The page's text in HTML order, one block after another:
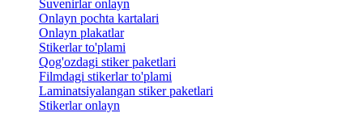
Suvenirlar onlayn
Onlayn pochta kartalari
Onlayn plakatlar
Stikerlar to'plami
Qog'ozdagi stiker paketlari
Filmdagi stikerlar to'plami
Laminatsiyalangan stiker paketlari
Stikerlar onlayn